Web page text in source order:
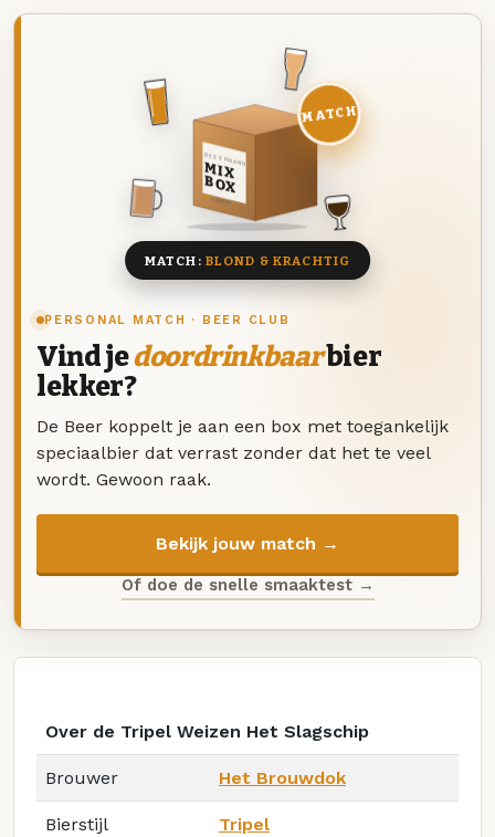
PERSONAL MATCH · BEER CLUB
Vind jedoordrinkbaarbier
lekker?
De Beer koppelt je aan een box met toegankelijk
speciaalbier dat verrast zonder dat het te veel
wordt. Gewoon raak.
Bekijk jouw match →
Of doe de snelle smaaktest →
DEZE MAAND
MIX
BOX
8 BIEREN
MATCH
MATCH: BLOND & KRACHTIG
Over de Tripel Weizen Het Slagschip
Brouwer Het Brouwdok
Bierstijl Tripel